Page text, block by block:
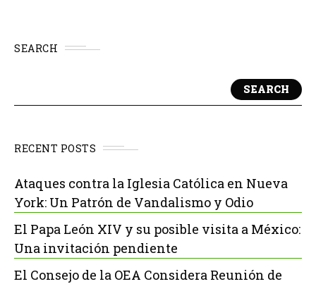
SEARCH
SEARCH
RECENT POSTS
Ataques contra la Iglesia Católica en Nueva
York: Un Patrón de Vandalismo y Odio
El Papa León XIV y su posible visita a México:
Una invitación pendiente
El Consejo de la OEA Considera Reunión de